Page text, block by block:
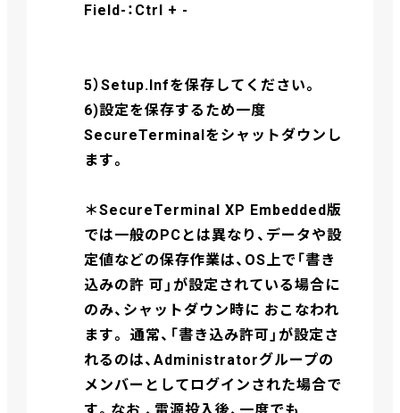
Field-：Ctrl + -
5）Setup.Infを保存してください。
6)設定を保存するため一度
SecureTerminalをシャットダウンし
ます。
＊SecureTerminal XP Embedded版
では一般のPCとは異なり、データや設
定値などの保存作業は、OS上で「書き
込みの許 可」が設定されている場合に
のみ、シャットダウン時に おこなわれ
ます。 通常、「書き込み許可」が設定さ
れるのは、Administratorグループの
メンバーとしてログインされた場合で